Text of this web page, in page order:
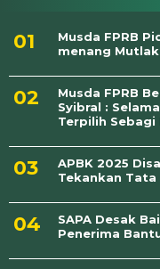
Musda FPRB
menang
Musda FPRB
Syibral :
Terpilih Sebagi
APBK 2025
Tekankan
SAPA Desak
Penerima